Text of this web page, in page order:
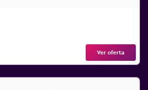
Ver oferta